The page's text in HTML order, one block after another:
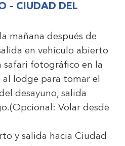
– CIUDAD DEL
mañana después de
en vehículo abierto
safari fotográfico en la
al lodge para tomar el
desayuno, salida
Volar desde
y salida hacia Ciudad